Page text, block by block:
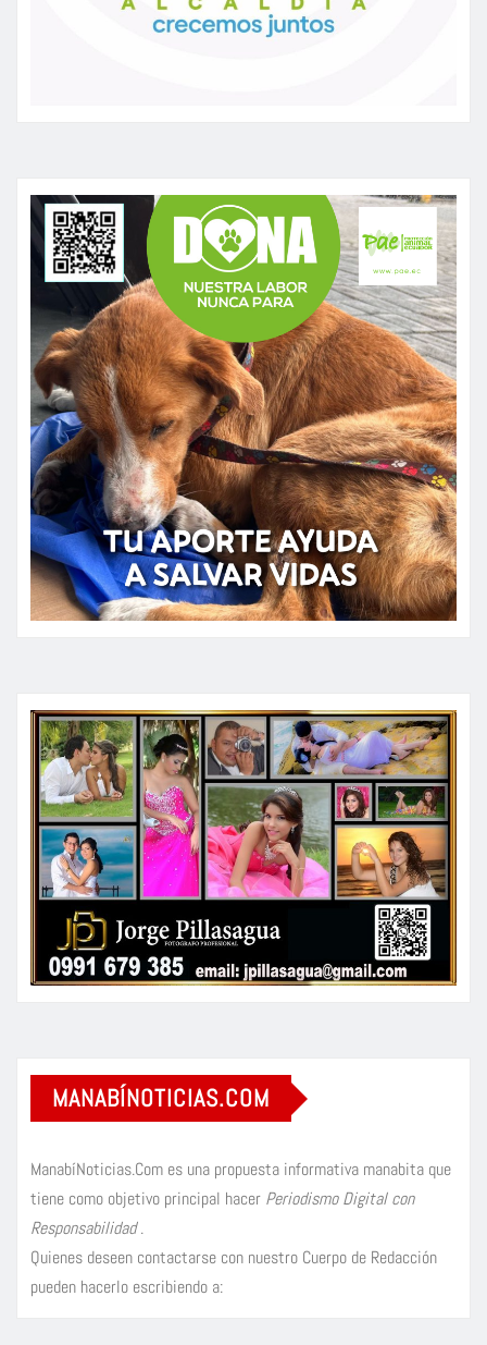
MANABÍNOTICIAS.COM
ManabíNoticias.Com es una propuesta informativa manabita que
tiene como objetivo principal hacer Periodismo Digital con
Responsabilidad.
Quienes deseen contactarse con nuestro Cuerpo de Redacción
pueden hacerlo escribiendo a: